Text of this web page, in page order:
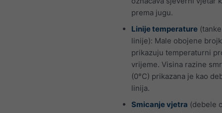
prema jugu.
Linije temperature
linije): Male obojene
prikazuju temperaturni
vrijeme. Visina razine
(0°C) prikazana je kao
linija.
Smicanje vjetra (debele